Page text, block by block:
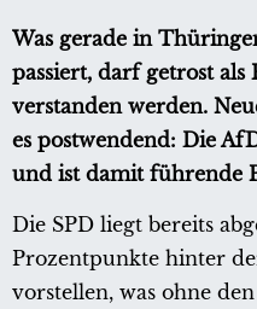
Was gerade in
passiert, darf getrost
verstanden werden.
es postwendend: Die
und ist damit führende
Die SPD liegt bereits
Prozentpunkte hinter
vorstellen, was ohne